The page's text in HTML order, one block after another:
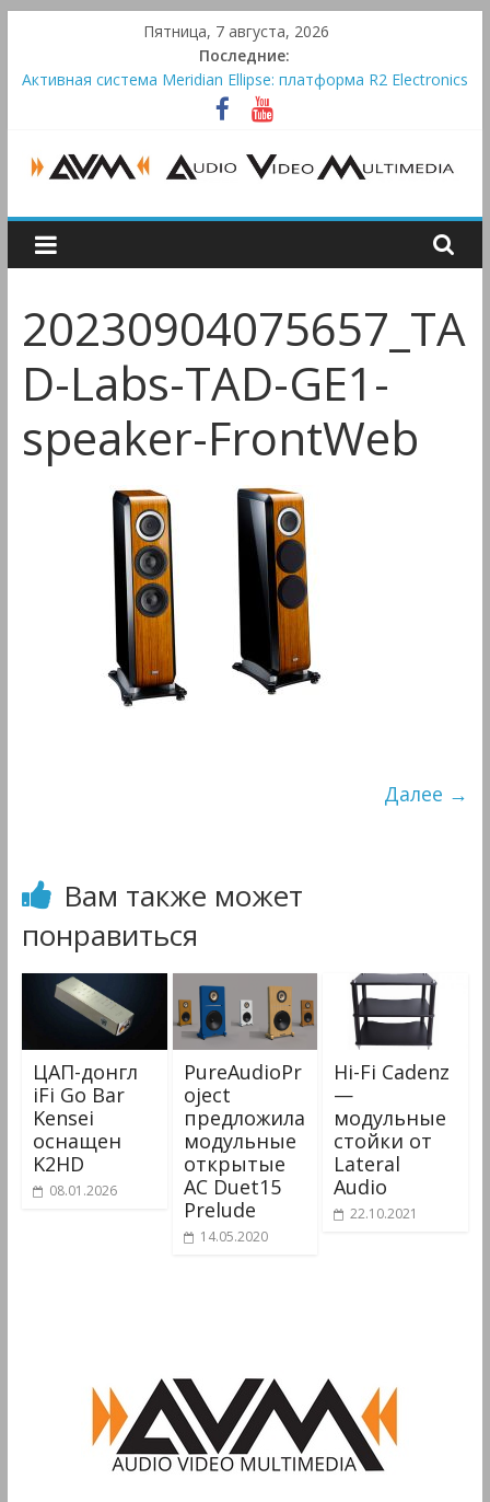
content
Пятница, 7 августа, 2026
Последние:
Активная система Meridian Ellipse: платформа R2 Electronics
Platform и программное ядро Atlas Ellipse
Bluetooth-колонки Marshall Emberton III и Willen II:
крикливые и выносливые
Преамп Schiit Saga 2: лестничная громкость, пассивный или
Victrola Automatic — традиционный виниловый автомат,
дополненный Bluetooth
AUDIO,
VIDEO
&
MULTIMEDIA
Аудио,
Видео
Мультимедиа
20230904075657_TA
D-Labs-TAD-GE1-
speaker-FrontWeb
Далее →
Вам также может
понравиться
ЦАП-донгл
iFi Go Bar
Kensei
оснащен
K2HD
08.01.2026
PureAudioPr
oject
предложила
модульные
открытые
АС Duet15
Prelude
14.05.2020
Hi-Fi Cadenz
—
модульные
стойки от
Lateral
Audio
22.10.2021